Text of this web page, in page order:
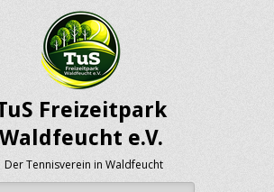
Freizeitpark
Waldfeucht e.V.
Der Tennisverein in Waldfeucht